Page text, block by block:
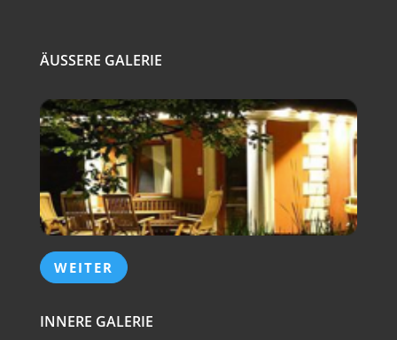
ÄUSSERE GALERIE
WEITER
INNERE GALERIE